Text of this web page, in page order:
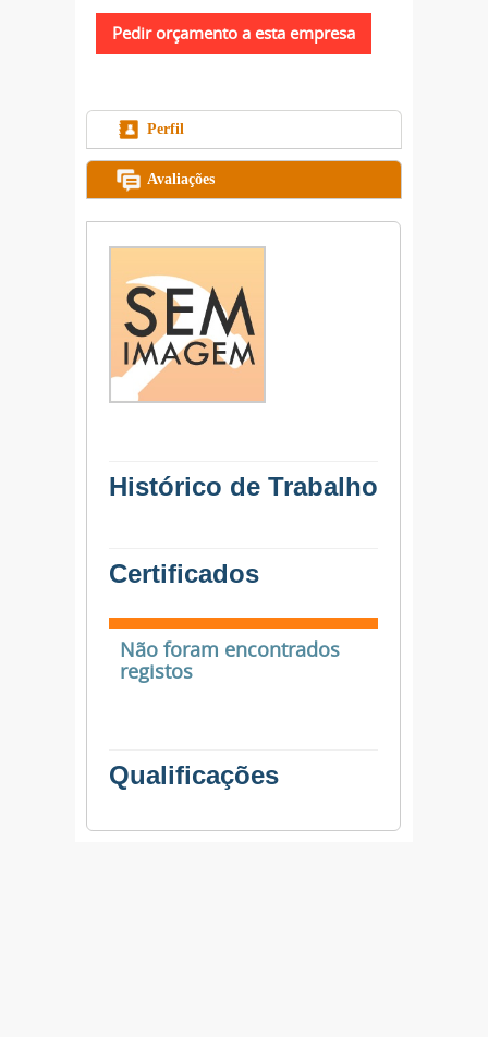
Perfil
Avaliações
Histórico de Trabalho
Certificados
Não foram encontrados
registos
Qualificações